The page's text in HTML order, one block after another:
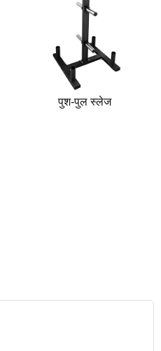
पुश-पुल स्लेज